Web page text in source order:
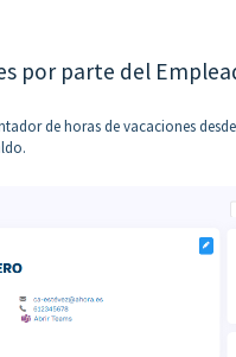
por parte del
de horas de vacaciones